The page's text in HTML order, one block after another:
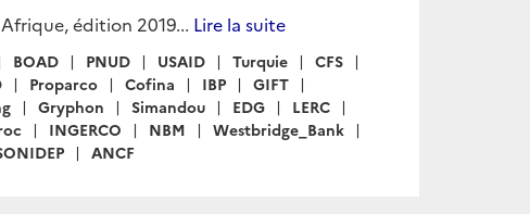
édition 2019... Lire la suite
BOAD PNUD USAID Turquie
CFS
Proparco Cofina IBP
GIFT
Gryphon Simandou EDG
LERC
INGERCO NBM
Westbridge_Bank
ANCF